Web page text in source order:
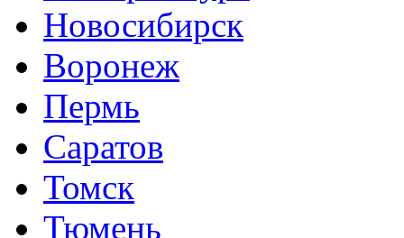
Новосибирск
Воронеж
Пермь
Саратов
Томск
Тюмень